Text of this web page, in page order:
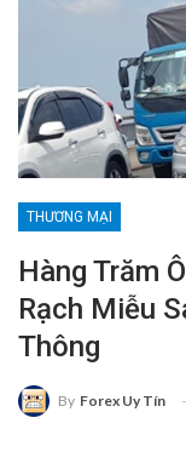
THƯƠNG MẠI
Hàng Trăm
Rạch Miễu
Thông
By Forex Uy Tín